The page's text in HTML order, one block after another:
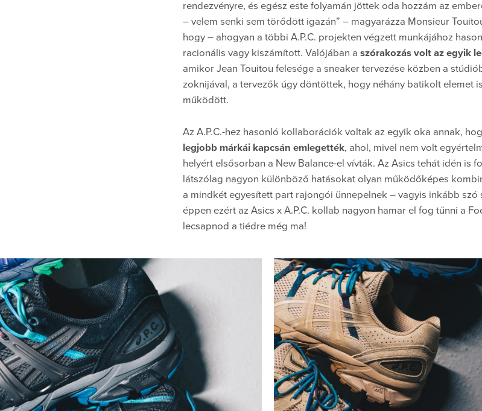
rendezvényre, és egész este folyamán jöttek oda hozzám az
– velem senki sem törődött igazán” – magyarázza Monsieur
hogy – ahogyan a többi A.P.C. projekten végzett munkájához
racionális vagy kiszámított. Valójában a szórakozás volt az egyik
amikor Jean Touitou felesége a sneaker tervezése közben a
zoknijával, a tervezők úgy döntöttek, hogy néhány batikolt elemet
működött.
Az A.P.C.-hez hasonló kollaborációk voltak az egyik oka annak,
legjobb márkái kapcsán emlegették, ahol, mivel nem volt
helyért elsősorban a New Balance-el vívták. Az Asics tehát idén is
látszólag nagyon különböző hatásokat olyan működőképes
a mindkét egyesített part rajongói ünnepelnek – vagyis inkább szó
éppen ezért az Asics x A.P.C. kollab nagyon hamar el fog tűnni a
lecsapnod a tiédre még ma!